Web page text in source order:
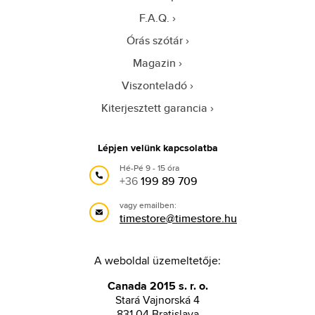
F.A.Q.
Órás szótár
Magazin
Viszonteladó
Kiterjesztett garancia
Lépjen velünk kapcsolatba
Hé-Pé 9 - 15 óra
+36199 89 709
vagy emailben:
timestore@timestore.hu
A weboldal üzemeltetője:
Canada 2015 s. r. o.
Stará Vajnorská 4